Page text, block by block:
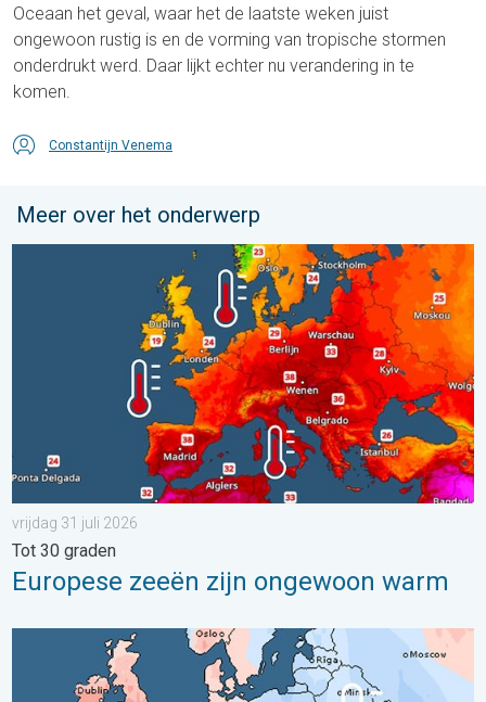
Oceaan het geval, waar het de laatste weken juist
ongewoon rustig is en de vorming van tropische stormen
onderdrukt werd. Daar lijkt echter nu verandering in te
komen.
Constantijn Venema
Meer over het onderwerp
Europese zeeën zijn ongewoon warm. Tot 30 graden. . .
vrijdag 31 juli 2026
Tot 30 graden
Europese zeeën zijn ongewoon warm
Grote weersverschillen in juli. Tweedeling Europa. . .